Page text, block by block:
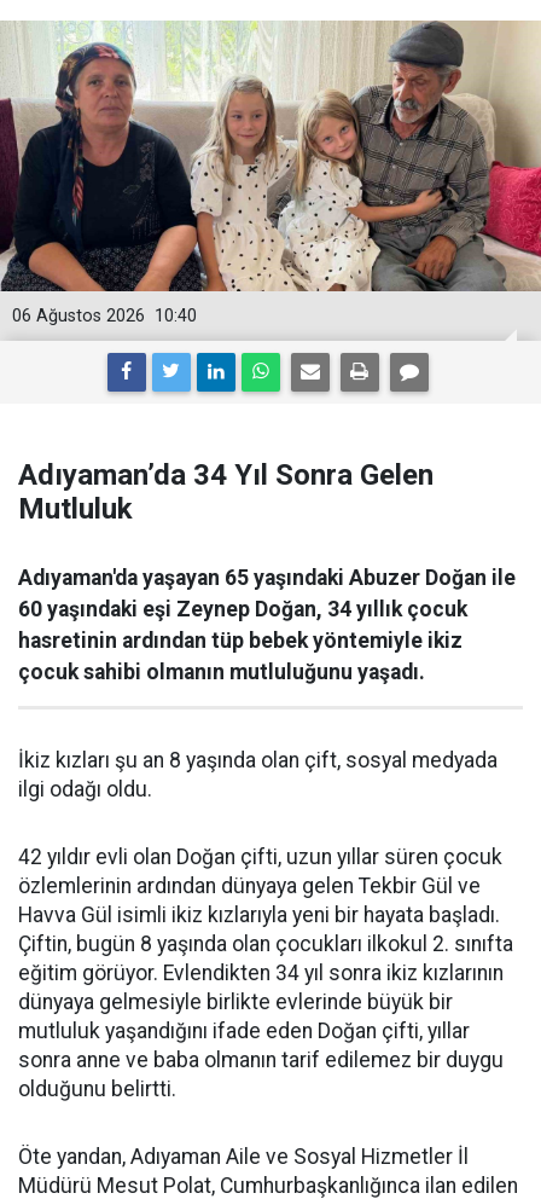
10:40
06 Ağustos 2026
Adıyaman’da 34 Yıl Sonra Gelen
Mutluluk
Adıyaman'da yaşayan 65 yaşındaki Abuzer Doğan ile
60 yaşındaki eşi Zeynep Doğan, 34 yıllık çocuk
hasretinin ardından tüp bebek yöntemiyle ikiz
çocuk sahibi olmanın mutluluğunu yaşadı.
İkiz kızları şu an 8 yaşında olan çift, sosyal medyada
ilgi odağı oldu.
42 yıldır evli olan Doğan çifti, uzun yıllar süren çocuk
özlemlerinin ardından dünyaya gelen Tekbir Gül ve
Havva Gül isimli ikiz kızlarıyla yeni bir hayata başladı.
Çiftin, bugün 8 yaşında olan çocukları ilkokul 2. sınıfta
eğitim görüyor. Evlendikten 34 yıl sonra ikiz kızlarının
dünyaya gelmesiyle birlikte evlerinde büyük bir
mutluluk yaşandığını ifade eden Doğan çifti, yıllar
sonra anne ve baba olmanın tarif edilemez bir duygu
olduğunu belirtti.
Öte yandan, Adıyaman Aile ve Sosyal Hizmetler İl
Müdürü Mesut Polat, Cumhurbaşkanlığınca ilan edilen